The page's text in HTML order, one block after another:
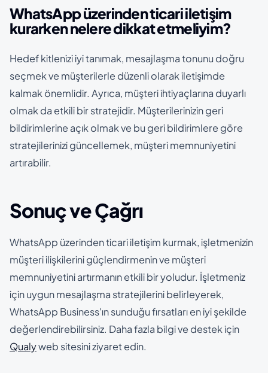
WhatsApp üzerinden ticari iletişim
kurarken nelere dikkat etmeliyim?
Hedef kitlenizi iyi tanımak, mesajlaşma tonunu doğru
seçmek ve müşterilerle düzenli olarak iletişimde
kalmak önemlidir. Ayrıca, müşteri ihtiyaçlarına duyarlı
olmak da etkili bir stratejidir. Müşterilerinizin geri
bildirimlerine açık olmak ve bu geri bildirimlere göre
stratejilerinizi güncellemek, müşteri memnuniyetini
artırabilir.
Sonuç ve Çağrı
WhatsApp üzerinden ticari iletişim kurmak, işletmenizin
müşteri ilişkilerini güçlendirmenin ve müşteri
memnuniyetini artırmanın etkili bir yoludur. İşletmeniz
için uygun mesajlaşma stratejilerini belirleyerek,
WhatsApp Business'ın sunduğu fırsatları en iyi şekilde
değerlendirebilirsiniz. Daha fazla bilgi ve destek için
Qualyweb sitesini ziyaret edin.